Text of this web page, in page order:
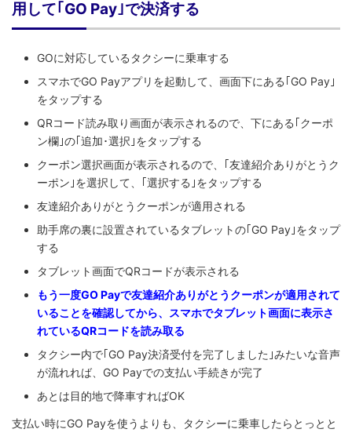
用して｢GO Pay｣で決済する
GOに対応しているタクシーに乗車する
スマホでGO Payアプリを起動して、画面下にある｢GO Pay｣
をタップする
QRコード読み取り画面が表示されるので、下にある｢クーポ
ン欄｣の｢追加･選択｣をタップする
クーポン選択画面が表示されるので、｢友達紹介ありがとうク
ーポン｣を選択して、｢選択する｣をタップする
友達紹介ありがとうクーポンが適用される
助手席の裏に設置されているタブレットの｢GO Pay｣をタップ
する
タブレット画面でQRコードが表示される
もう一度GO Payで友達紹介ありがとうクーポンが適用されて
いることを確認してから、スマホでタブレット画面に表示さ
れているQRコードを読み取る
タクシー内で｢GO Pay決済受付を完了しました｣みたいな音声
が流れれば、GO Payでの支払い手続きが完了
あとは目的地で降車すればOK
支払い時にGO Payを使うよりも、タクシーに乗車したらとっとと